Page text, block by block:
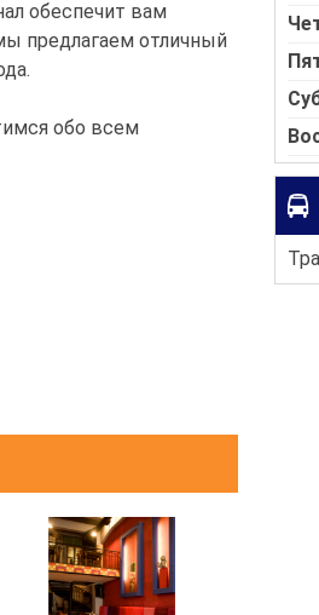
обеспечит вам
предлагаем отличный
обо всем